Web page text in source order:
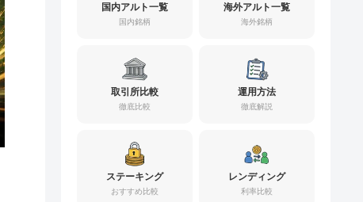
国内アルト一覧
国内銘柄
海外アルト一覧
海外銘柄
取引所比較
徹底比較
運用方法
徹底解説
ステーキング
おすすめ比較
レンディング
利率比較